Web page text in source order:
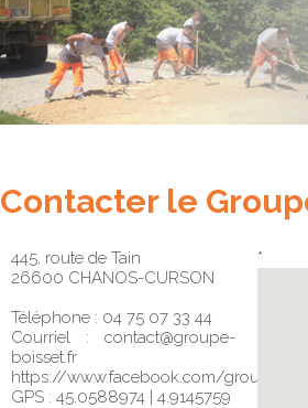
Contacter le
445, route de Tain
26600 CHANOS-CURSON
Téléphone : 04 75 07 33 44
Courriel : contact@groupe-
boisset.fr
https://www.facebook.com/
GPS : 45.0588974 | 4.9145759
*